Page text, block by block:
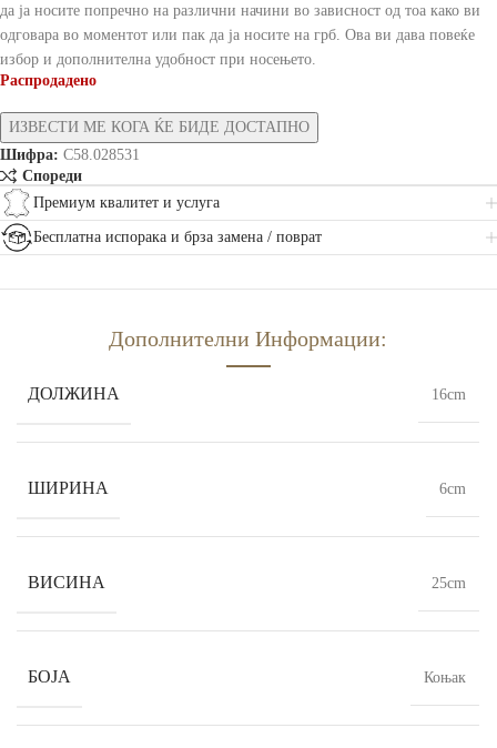
да ја носите попречно на различни начини во зависност од тоа како ви
одговара во моментот или пак да ја носите на грб. Ова ви дава повеќе
избор и дополнителна удобност при носењето.
Распродадено
Шифра: C58.028531
Спореди
Премиум квалитет и услуга
Бесплатна испорака и брза замена / поврат
Дополнителни Информации:
ДОЛЖИНА 16cm
ШИРИНА 6cm
ВИСИНА 25cm
БОЈА Коњак